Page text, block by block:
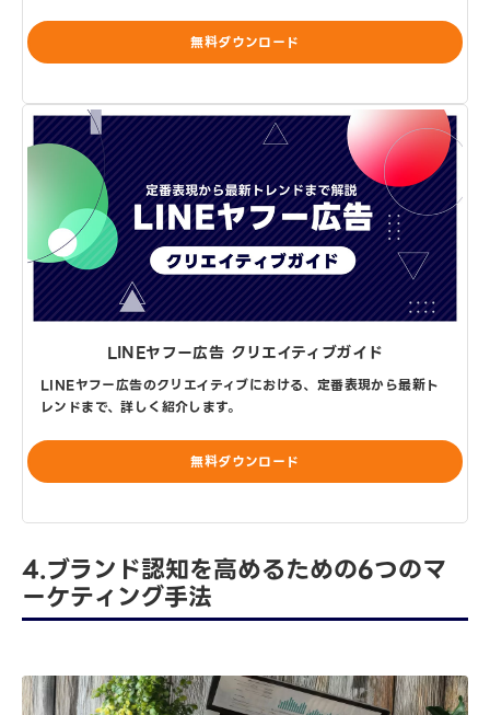
無料ダウンロード
LINEヤフー広告 クリエイティブガイド
LINEヤフー広告のクリエイティブにおける、定番表現から最新ト
レンドまで、詳しく紹介します。
無料ダウンロード
4.ブランド認知を高めるための6つのマ
ーケティング手法